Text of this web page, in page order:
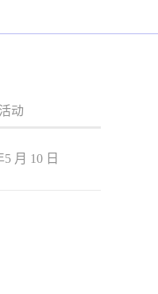
活动
5 月 10 日